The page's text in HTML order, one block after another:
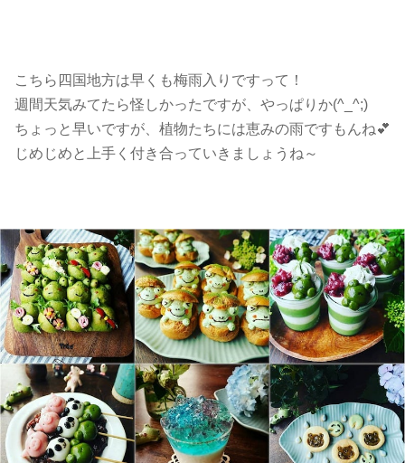
こちら四国地方は早くも梅雨入りですって！
週間天気みてたら怪しかったですが、やっぱりか(^_^;)
ちょっと早いですが、植物たちには恵みの雨ですもんね💕
じめじめと上手く付き合っていきましょうね～